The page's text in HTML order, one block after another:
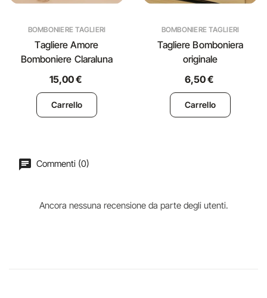
BOMBONIERE TAGLIERI
Tagliere Amore
Bomboniere Claraluna
15,00 €
Carrello
BOMBONIERE TAGLIERI
Tagliere Bomboniera
originale
6,50 €
Carrello
Commenti (0)
Ancora nessuna recensione da parte degli utenti.